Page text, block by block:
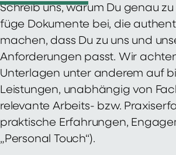
Schreib uns, warum Du genau zu
füge Dokumente bei, die
machen, dass Du zu uns und
Anforderungen passt. Wir
Unterlagen unter anderem auf
Leistungen, unabhängig von
relevante Arbeits- bzw.
praktische Erfahrungen,
„Personal Touch“).